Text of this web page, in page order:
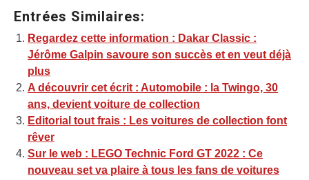
Entrées Similaires:
Regardez cette information : Dakar Classic :
Jérôme Galpin savoure son succès et en veut déjà
plus
A découvrir cet écrit : Automobile : la Twingo, 30
ans, devient voiture de collection
Editorial tout frais : Les voitures de collection font
rêver
Sur le web : LEGO Technic Ford GT 2022 : Ce
nouveau set va plaire à tous les fans de voitures